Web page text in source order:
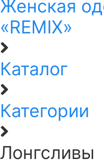
Женская
«REMIX»
Каталог
Категории
Лонгсливы